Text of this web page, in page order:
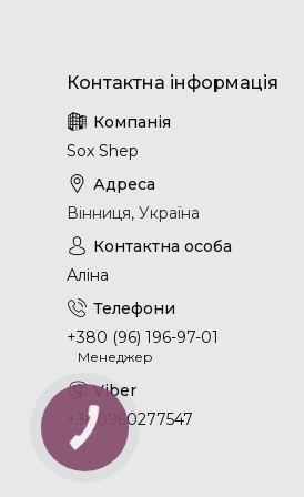
Sox Shep
Вінниця, Україна
Аліна
+380 (96) 196-97-01
Менеджер
+380960277547